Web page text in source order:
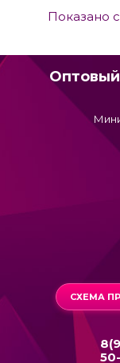
Показано с
СХЕМА